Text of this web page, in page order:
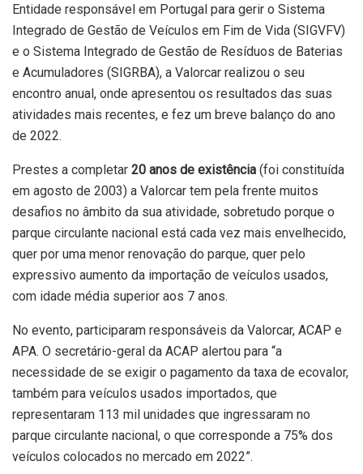
Entidade responsável em Portugal para gerir o Sistema
Integrado de Gestão de Veículos em Fim de Vida (SIGVFV)
e o Sistema Integrado de Gestão de Resíduos de Baterias
e Acumuladores (SIGRBA), a Valorcar realizou o seu
encontro anual, onde apresentou os resultados das suas
atividades mais recentes, e fez um breve balanço do ano
de 2022.
Prestes a completar 20 anos de existência (foi constituída
em agosto de 2003) a Valorcar tem pela frente muitos
desafios no âmbito da sua atividade, sobretudo porque o
parque circulante nacional está cada vez mais envelhecido,
quer por uma menor renovação do parque, quer pelo
expressivo aumento da importação de veículos usados,
com idade média superior aos 7 anos.
No evento, participaram responsáveis da Valorcar, ACAP e
APA. O secretário-geral da ACAP alertou para “a
necessidade de se exigir o pagamento da taxa de ecovalor,
também para veículos usados importados, que
representaram 113 mil unidades que ingressaram no
parque circulante nacional, o que corresponde a 75% dos
veículos colocados no mercado em 2022”.